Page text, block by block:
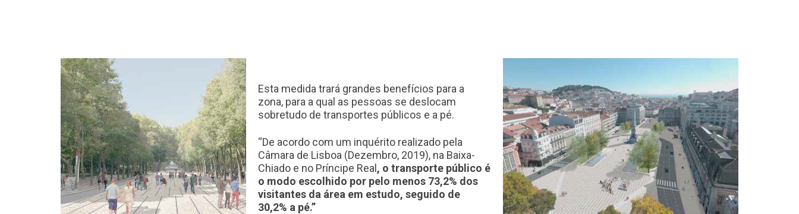
Esta medida trará grandes benefícios para a
zona, para a qual as pessoas se deslocam
sobretudo de transportes públicos e a pé.
“De acordo com um inquérito realizado pela
Câmara de Lisboa (Dezembro, 2019), na Baixa-
Chiado e no Príncipe Real , o transporte público é
o modo escolhido por pelo menos 73,2% dos
visitantes da área em estudo, seguido de
30,2% a pé.”